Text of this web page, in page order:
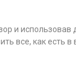
и использовав
все, как есть в